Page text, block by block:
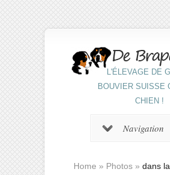
L'ÉLEVAGE DE
BOUVIER SUISSE
CHIEN !
Navigation
Home » Photos » dans